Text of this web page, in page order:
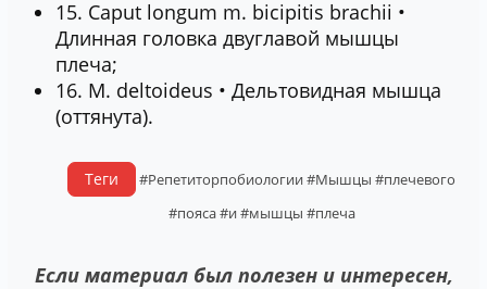
15. Caput longum m. bicipitis brachii •
Длинная головка двуглавой мышцы
плеча;
16. М. deltoideus • Дельтовидная мышца
(оттянута).
Теги #Репетиторпобиологии#Мышцы #плечевого
#пояса#и#мышцы #плеча
Если материал был полезен и интересен,